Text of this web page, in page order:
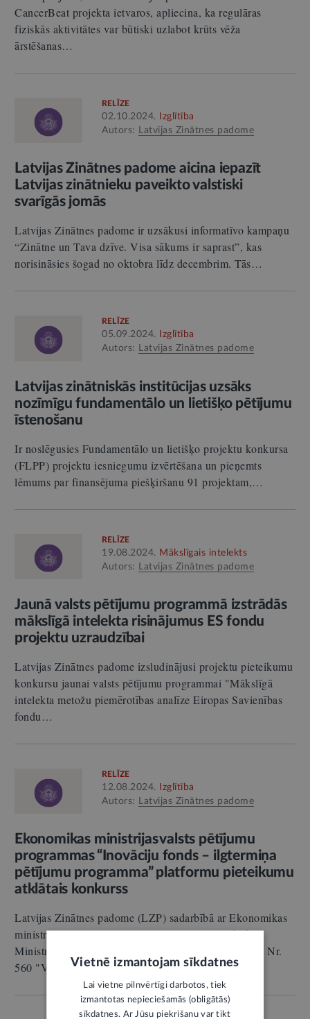
CancerBeat projekta ietvaros, apliecina, ka regulāras
fiziskās aktivitātes var būtiski uzlabot krūts vēža
ārstēšanas…
RELĪZE
02.10.2024.
Izglītība
Autors: Latvijas Zinātnes padome
Latvijas Zinātnes padome aicina iepazīt
Latvijas zinātnieku paveikto valstiski
svarīgās jomās
Latvijas Zinātnes padome ir uzsākusi informatīvo kampaņu
“Zinātne un Tava dzīve. Visa sākums ir saprast”, kas
norisināsies šogad no oktobra līdz decembrim. Tās…
RELĪZE
05.09.2024.
Izglītība
Autors: Latvijas Zinātnes padome
Latvijas zinātniskās institūcijas uzsāks
nozīmīgu fundamentālo un lietišķo pētījumu
īstenošanu
Ir noslēgusies Fundamentālo un lietišķo projektu konkursa
(FLPP) projektu iesniegumu izvērtēšana un pieņemts
lēmums par finansējuma piešķiršanu 91 projektam,…
RELĪZE
19.08.2024. Mākslīgais intelekts
Autors:
Latvijas Zinātnes padome
Jaunā valsts pētījumu programmā izstrādās
mākslīgā intelekta risinājumus ES fondu
projektu uzraudzībai
Latvijas Zinātnes padome izsludinājusi projektu pieteikumu
konkursu jaunai valsts pētījumu programmai "Mākslīgā
intelekta metožu piemērotības analīze Eiropas Savienības
fondu…
RELĪZE
12.08.2024.
Izglītība
Autors:
Latvijas Zinātnes padome
Ekonomikas ministrijas valsts pētījumu
programmas “Inovāciju fonds – ilgtermiņa
pētījumu programma” platformu pieteikumu
atklātais konkurss
Latvijas Zinātnes padome (LZP) sadarbībā ar Ekonomikas
ministriju (EM), pamatojoties uz Latvijas Republikas
Ministru kabineta 2018. gada 4. septembra noteikumu Nr.
560 "Valsts pētījumu…Vietnē izmantojam sīkdatnes
Lai vietne pilnvērtīgi darbotos, tiek
izmantotas nepieciešamās (obligātās)
sīkdatnes. Ar Jūsu piekrišanu var tikt